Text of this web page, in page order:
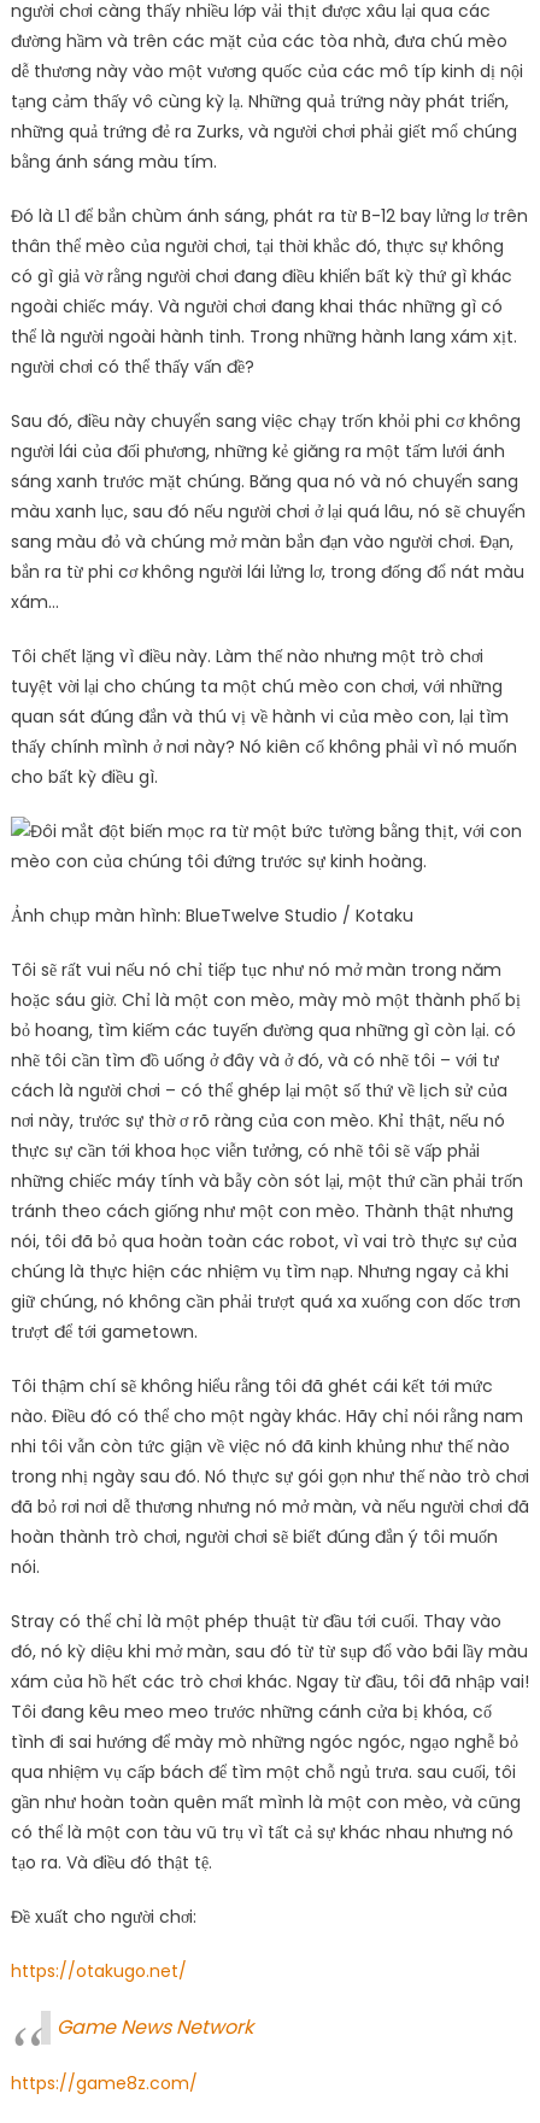
người chơi càng thấy nhiều lớp vải thịt được xâu lại qua các
đường hầm và trên các mặt của các tòa nhà, đưa chú mèo
dễ thương này vào một vương quốc của các mô típ kinh dị nội
tạng cảm thấy vô cùng kỳ lạ. Những quả trứng này phát triển,
những quả trứng đẻ ra Zurks, và người chơi phải giết mổ chúng
bằng ánh sáng màu tím.
Đó là L1 để bắn chùm ánh sáng, phát ra từ B-12 bay lửng lơ trên
thân thể mèo của người chơi, tại thời khắc đó, thực sự không
có gì giả vờ rằng người chơi đang điều khiển bất kỳ thứ gì khác
ngoài chiếc máy. Và người chơi đang khai thác những gì có
thể là người ngoài hành tinh. Trong những hành lang xám xịt.
người chơi có thể thấy vấn đề?
Sau đó, điều này chuyển sang việc chạy trốn khỏi phi cơ không
người lái của đối phương, những kẻ giăng ra một tấm lưới ánh
sáng xanh trước mặt chúng. Băng qua nó và nó chuyển sang
màu xanh lục, sau đó nếu người chơi ở lại quá lâu, nó sẽ chuyển
sang màu đỏ và chúng mở màn bắn đạn vào người chơi. Đạn,
bắn ra từ phi cơ không người lái lửng lơ, trong đống đổ nát màu
xám…
Tôi chết lặng vì điều này. Làm thế nào nhưng một trò chơi
tuyệt vời lại cho chúng ta một chú mèo con chơi, với những
quan sát đúng đắn và thú vị về hành vi của mèo con, lại tìm
thấy chính mình ở nơi này? Nó kiên cố không phải vì nó muốn
cho bất kỳ điều gì.
Ảnh chụp màn hình: BlueTwelve Studio / Kotaku
Tôi sẽ rất vui nếu nó chỉ tiếp tục như nó mở màn trong năm
hoặc sáu giờ. Chỉ là một con mèo, mày mò một thành phố bị
bỏ hoang, tìm kiếm các tuyến đường qua những gì còn lại. có
nhẽ tôi cần tìm đồ uống ở đây và ở đó, và có nhẽ tôi – với tư
cách là người chơi – có thể ghép lại một số thứ về lịch sử của
nơi này, trước sự thờ ơ rõ ràng của con mèo. Khỉ thật, nếu nó
thực sự cần tới khoa học viễn tưởng, có nhẽ tôi sẽ vấp phải
những chiếc máy tính và bẫy còn sót lại, một thứ cần phải trốn
tránh theo cách giống như một con mèo. Thành thật nhưng
nói, tôi đã bỏ qua hoàn toàn các robot, vì vai trò thực sự của
chúng là thực hiện các nhiệm vụ tìm nạp. Nhưng ngay cả khi
giữ chúng, nó không cần phải trượt quá xa xuống con dốc trơn
trượt để tới gametown.
Tôi thậm chí sẽ không hiểu rằng tôi đã ghét cái kết tới mức
nào. Điều đó có thể cho một ngày khác. Hãy chỉ nói rằng nam
nhi tôi vẫn còn tức giận về việc nó đã kinh khủng như thế nào
trong nhị ngày sau đó. Nó thực sự gói gọn như thế nào trò chơi
đã bỏ rơi nơi dễ thương nhưng nó mở màn, và nếu người chơi đã
hoàn thành trò chơi, người chơi sẽ biết đúng đắn ý tôi muốn
nói.
Stray có thể chỉ là một phép thuật từ đầu tới cuối. Thay vào
đó, nó kỳ diệu khi mở màn, sau đó từ từ sụp đổ vào bãi lầy màu
xám của hồ hết các trò chơi khác. Ngay từ đầu, tôi đã nhập vai!
Tôi đang kêu meo meo trước những cánh cửa bị khóa, cố
tình đi sai hướng để mày mò những ngóc ngóc, ngạo nghễ bỏ
qua nhiệm vụ cấp bách để tìm một chỗ ngủ trưa. sau cuối, tôi
gần như hoàn toàn quên mất mình là một con mèo, và cũng
có thể là một con tàu vũ trụ vì tất cả sự khác nhau nhưng nó
tạo ra. Và điều đó thật tệ.
Đề xuất cho người chơi:
https://otakugo.net/
Game News Network
https://game8z.com/